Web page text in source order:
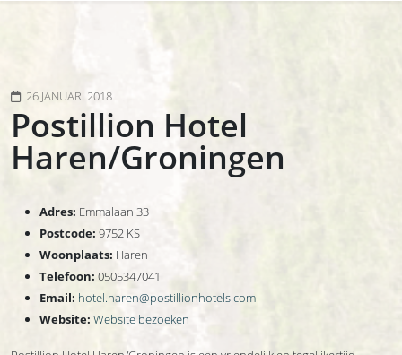
26 JANUARI 2018
Postillion Hotel
Haren/Groningen
Adres: Emmalaan 33
Postcode: 9752 KS
Woonplaats: Haren
Telefoon: 0505347041
Email: hotel.haren@postillionhotels.com
Website: Website bezoeken